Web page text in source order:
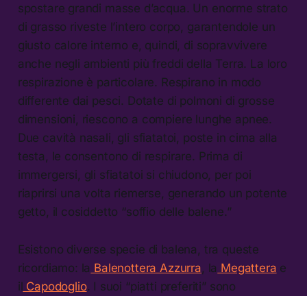
spostare grandi masse d’acqua. Un enorme strato
di grasso riveste l’intero corpo, garantendole un
giusto calore interno e, quindi, di sopravvivere
anche negli ambienti più freddi della Terra. La loro
respirazione è particolare. Respirano in modo
differente dai pesci. Dotate di polmoni di grosse
dimensioni, riescono a compiere lunghe apnee.
Due cavità nasali, gli sfiatatoi, poste in cima alla
testa, le consentono di respirare. Prima di
immergersi, gli sfiatatoi si chiudono, per poi
riaprirsi una volta riemerse, generando un potente
getto, il cosiddetto “soffio delle balene.”
Esistono diverse specie di balena, tra queste
ricordiamo: la Balenottera Azzurra , la Megattera e
il Capodoglio. I suoi “piatti preferiti” sono